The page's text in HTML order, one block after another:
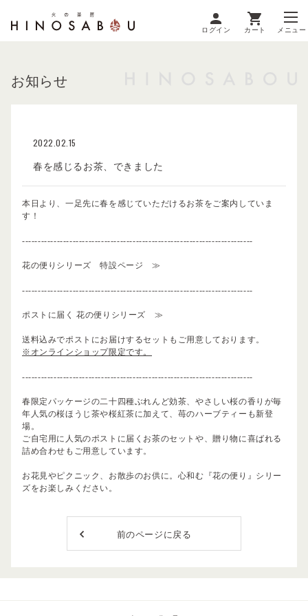
ログイン カート メニュー
お知らせ
2022.02.15
春を感じるお茶、できました
本日より、一足先に春を感じていただけるお茶をご案内していま
す！
-------------------------------------------------------------------------
花の便りシリーズ 特設ページ ≫
-------------------------------------------------------------------------
ポストに届く 花の便りシリーズ ≫
送料込みでポストにお届けするセットもご用意しております。
※オンラインショップ限定です。
-------------------------------------------------------------------------
春限定パッケージの二十四種ぶれんど効茶、やさしい桜の香りが毎
年人気の桜ほうじ茶や桜紅茶に加えて、苺のハーブティーも新登
場。
ご自宅用に人気のポストに届くお茶のセットや、贈り物に喜ばれる
詰め合わせもご用意しています。
お花見やピクニック、お散歩のお供に。心和む『花の便り』シリー
ズをお楽しみください。
前のページに戻る